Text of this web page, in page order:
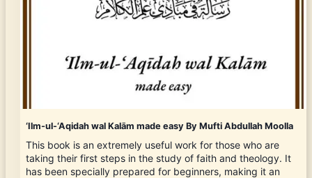
‘Ilm-ul-‘Aqidah wal Kalām made easy By Mufti Abdullah Moolla
This book is an extremely useful work for those who are
taking their first steps in the study of faith and theology. It
has been specially prepared for beginners, making it an